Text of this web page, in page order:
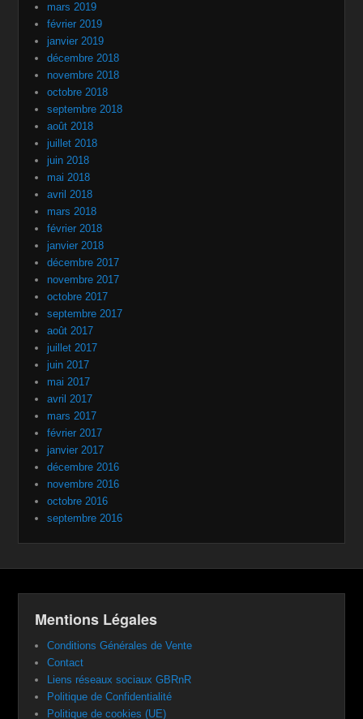
mars 2019
février 2019
janvier 2019
décembre 2018
novembre 2018
octobre 2018
septembre 2018
août 2018
juillet 2018
juin 2018
mai 2018
avril 2018
mars 2018
février 2018
janvier 2018
décembre 2017
novembre 2017
octobre 2017
septembre 2017
août 2017
juillet 2017
juin 2017
mai 2017
avril 2017
mars 2017
février 2017
janvier 2017
décembre 2016
novembre 2016
octobre 2016
septembre 2016
Mentions Légales
Conditions Générales de Vente
Contact
Liens réseaux sociaux GBRnR
Politique de Confidentialité
Politique de cookies (UE)